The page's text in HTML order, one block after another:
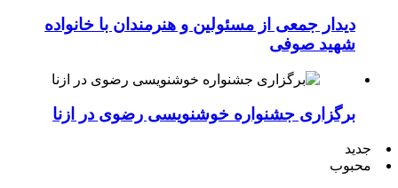
دیدار جمعی از مسئولین و هنرمندان با خانواده
شهید صوفی
برگزاری جشنواره خوشنویسی رضوی در ازنا
جدید
محبوب